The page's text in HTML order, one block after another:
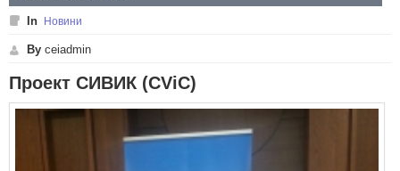
In Новини
By ceiadmin
Проект СИВИК (CViC)